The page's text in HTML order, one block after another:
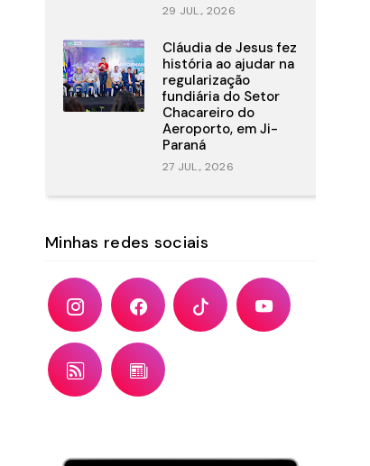
29 JUL., 2026
Cláudia de Jesus fez
história ao ajudar na
regularização
fundiária do Setor
Chacareiro do
Aeroporto, em Ji-
Paraná
27 JUL., 2026
Minhas redes sociais